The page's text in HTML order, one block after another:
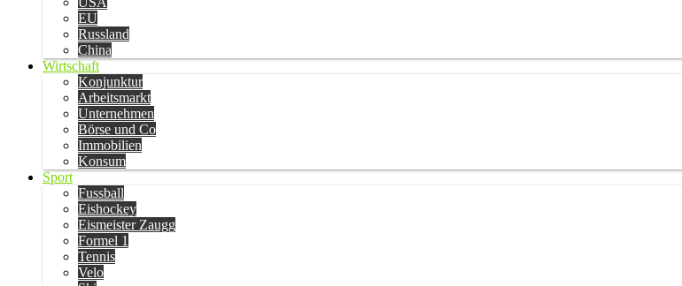
EU
Russland
China
Wirtschaft
Konjunktur
Arbeitsmarkt
Unternehmen
Börse und Co
Immobilien
Konsum
Sport
Fussball
Eishockey
Eismeister Zaugg
Formel 1
Tennis
Velo